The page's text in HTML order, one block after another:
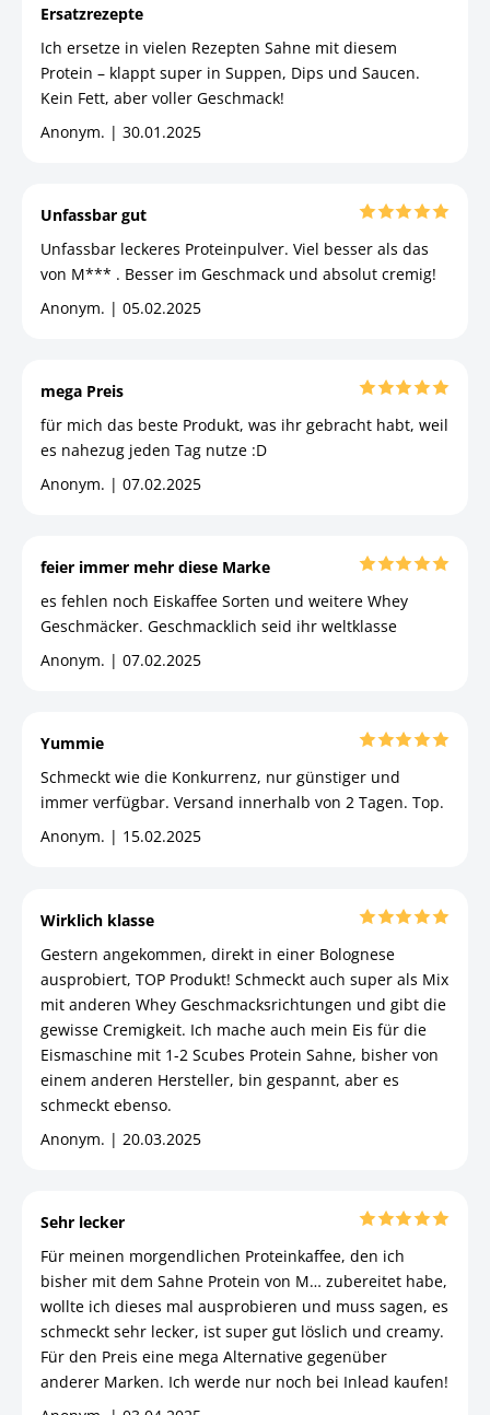
Ersatzrezepte
Ich ersetze in vielen Rezepten Sahne mit diesem
Protein – klappt super in Suppen, Dips und Saucen.
Kein Fett, aber voller Geschmack!
Anonym. | 30.01.2025
Unfassbar gut
Unfassbar leckeres Proteinpulver. Viel besser als das
von M*** . Besser im Geschmack und absolut cremig!
Anonym. | 05.02.2025
mega Preis
für mich das beste Produkt, was ihr gebracht habt, weil
es nahezug jeden Tag nutze :D
Anonym. | 07.02.2025
feier immer mehr diese Marke
es fehlen noch Eiskaffee Sorten und weitere Whey
Geschmäcker. Geschmacklich seid ihr weltklasse
Anonym. | 07.02.2025
Yummie
Schmeckt wie die Konkurrenz, nur günstiger und
immer verfügbar. Versand innerhalb von 2 Tagen. Top.
Anonym. | 15.02.2025
Wirklich klasse
Gestern angekommen, direkt in einer Bolognese
ausprobiert, TOP Produkt! Schmeckt auch super als Mix
mit anderen Whey Geschmacksrichtungen und gibt die
gewisse Cremigkeit. Ich mache auch mein Eis für die
Eismaschine mit 1-2 Scubes Protein Sahne, bisher von
einem anderen Hersteller, bin gespannt, aber es
schmeckt ebenso.
Anonym. | 20.03.2025
Sehr lecker
Für meinen morgendlichen Proteinkaffee, den ich
bisher mit dem Sahne Protein von M… zubereitet habe,
wollte ich dieses mal ausprobieren und muss sagen, es
schmeckt sehr lecker, ist super gut löslich und creamy.
Für den Preis eine mega Alternative gegenüber
anderer Marken. Ich werde nur noch bei Inlead kaufen!